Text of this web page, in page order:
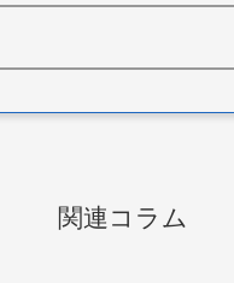
関連コラム